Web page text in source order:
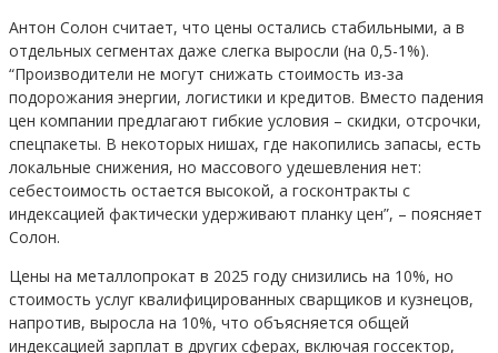
Антон Солон считает, что цены остались стабильными, а в
отдельных сегментах даже слегка выросли (на 0,5-1%).
“Производители не могут снижать стоимость из-за
подорожания энергии, логистики и кредитов. Вместо падения
цен компании предлагают гибкие условия – скидки, отсрочки,
спецпакеты. В некоторых нишах, где накопились запасы, есть
локальные снижения, но массового удешевления нет:
себестоимость остается высокой, а госконтракты с
индексацией фактически удерживают планку цен”, – поясняет
Солон.
Цены на металлопрокат в 2025 году снизились на 10%, но
стоимость услуг квалифицированных сварщиков и кузнецов,
напротив, выросла на 10%, что объясняется общей
индексацией зарплат в других сферах, включая госсектор,